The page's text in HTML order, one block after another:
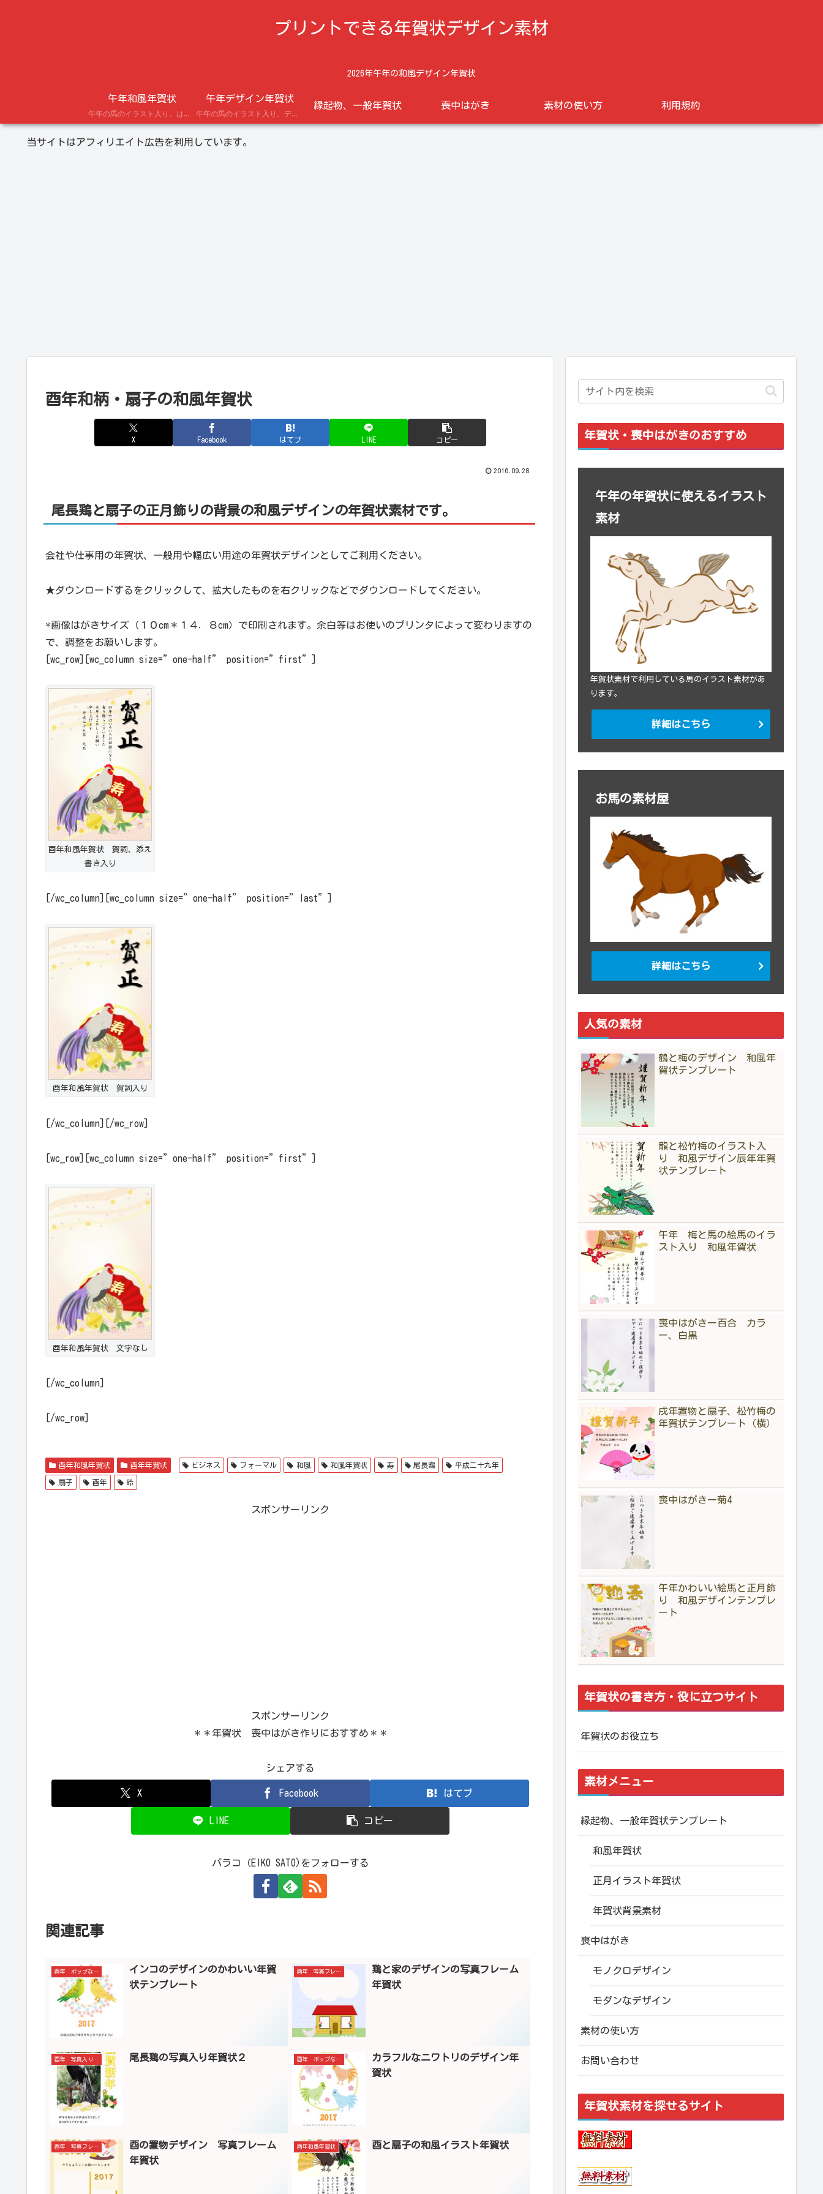
プリントできる年賀状デザイン素材
2026年午年の和風デザイン年賀状
午年和風年賀状
午年の馬のイラスト入り。はがきにプリントできる年賀状テンプレート。
午年デザイン年賀状
午年の馬のイラスト入り。デザイン年賀状
縁起物、一般年賀状 喪中はがき 素材の使い方 利用規約
当サイトはアフィリエイト広告を利用しています。
酉年和柄・扇子の和風年賀状
X Facebook はてブ LINE コピー
2016.09.28
尾長鶏と扇子の正月飾りの背景の和風デザインの年賀状素材です。
会社や仕事用の年賀状、一般用や幅広い用途の年賀状デザインとしてご利用ください。
★ダウンロードするをクリックして、拡大したものを右クリックなどでダウンロードしてください。
*画像はがきサイズ（１０cm＊１４．８cm）で印刷されます。余白等はお使いのプリンタによって変わりますの
で、調整をお願いします。
[wc_row][wc_column size=”one-half” position=”first”]
酉年和風年賀状 賀詞、添え
書き入り
[/wc_column][wc_column size=”one-half” position=”last”]
酉年和風年賀状 賀詞入り
[/wc_column][/wc_row]
[wc_row][wc_column size=”one-half” position=”first”]
酉年和風年賀状 文字なし
[/wc_column]
[/wc_row]
酉年和風年賀状 酉年年賀状 ビジネス フォーマル 和風 和風年賀状 寿 尾長鶏 平成二十九年
扇子 酉年 鈴
スポンサーリンク
スポンサーリンク
＊＊年賀状 喪中はがき作りにおすすめ＊＊
シェアする
X Facebook はてブ
LINE コピー
パラコ（EIKO SATO)をフォローする
関連記事
酉年 ポップなデザイン
インコのデザインのかわいい年賀
状テンプレート
酉年 写真フレーム
鶏と家のデザインの写真フレーム
年賀状
酉年 写真入り年賀状 尾長鶏の写真入り年賀状２ 酉年 ポップなデザイン
カラフルなニワトリのデザイン年
賀状
酉年 写真フレーム
酉の置物デザイン 写真フレーム
年賀状
酉年和風年賀状 酉と扇子の和風イラスト年賀状
年賀状・喪中はがきのおすすめ
午年の年賀状に使えるイラスト
素材
年賀状素材で利用している馬のイラスト素材があ
ります。
詳細はこちら
お馬の素材屋
詳細はこちら
人気の素材
鶴と梅のデザイン 和風年
賀状テンプレート
龍と松竹梅のイラスト入
り 和風デザイン辰年年賀
状テンプレート
午年 梅と馬の絵馬のイラ
スト入り 和風年賀状
喪中はがきー百合 カラ
ー、白黒
戌年置物と扇子、松竹梅の
年賀状テンプレート（横）
喪中はがきー菊4
午年かわいい絵馬と正月飾
り 和風デザインテンプレ
ート
年賀状の書き方・役に立つサイト
年賀状のお役立ち
素材メニュー
縁起物、一般年賀状テンプレート
和風年賀状
正月イラスト年賀状
年賀状背景素材
喪中はがき
モノクロデザイン
モダンなデザイン
素材の使い方
お問い合わせ
年賀状素材を探せるサイト